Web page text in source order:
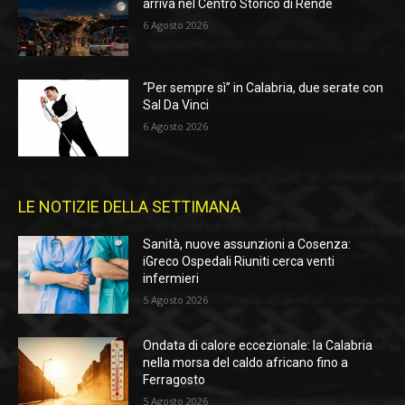
arriva nel Centro Storico di Rende
6 Agosto 2026
“Per sempre sì” in Calabria, due serate con
Sal Da Vinci
6 Agosto 2026
LE NOTIZIE DELLA SETTIMANA
Sanità, nuove assunzioni a Cosenza:
iGreco Ospedali Riuniti cerca venti
infermieri
5 Agosto 2026
Ondata di calore eccezionale: la Calabria
nella morsa del caldo africano fino a
Ferragosto
5 Agosto 2026